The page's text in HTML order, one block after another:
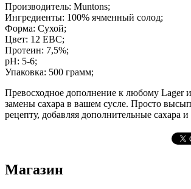
Производитель: Muntons;
Ингредиенты: 100% ячменный солод;
Форма: Сухой;
Цвет: 12 EBC;
Протеин: 7,5%;
pH: 5-6;
Упаковка: 500 грамм;
Превосходное дополнение к любому Lager
замены сахара в вашем сусле. Просто
рецепту, добавляя дополнительные сахара
Магазин